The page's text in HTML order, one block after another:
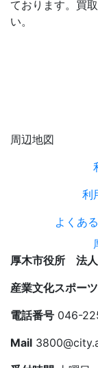
ております。買
い。
周辺地図
利
よくあ
厚木市役所 法
産業文化スポー
電話番号 046-
Mail